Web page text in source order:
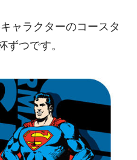
ャラクターのコースタ
つです。